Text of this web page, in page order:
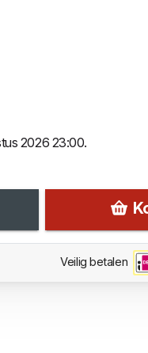
2026 23:00.
Veilig betalen